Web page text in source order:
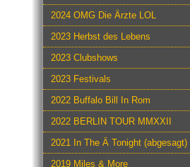
2024 OMG Die Ärzte LOL
2023 Herbst des Lebens
2023 Clubshows
2023 Festivals
2022 Buffalo Bill In Rom
2022 BERLIN TOUR MMXXII
2021 In The Ä Tonight (abgesagt)
2019 Miles & More